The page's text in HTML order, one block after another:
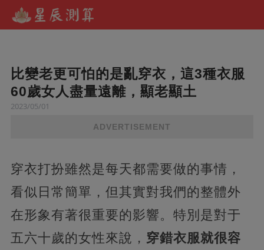
比變老更可怕的是亂穿衣，這3種衣服
60歲女人盡量遠離，顯老顯土
2023/05/01
ADVERTISEMENT
穿衣打扮雖然是每天都需要做的事情，
看似日常簡單，但其實對我們的整體外
在形象有著很重要的影響。特別是對于
五六十歲的女性來說， 穿錯衣服就很容